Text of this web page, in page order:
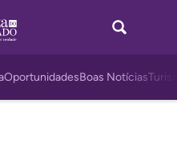
OportunidadesBoas Notícias